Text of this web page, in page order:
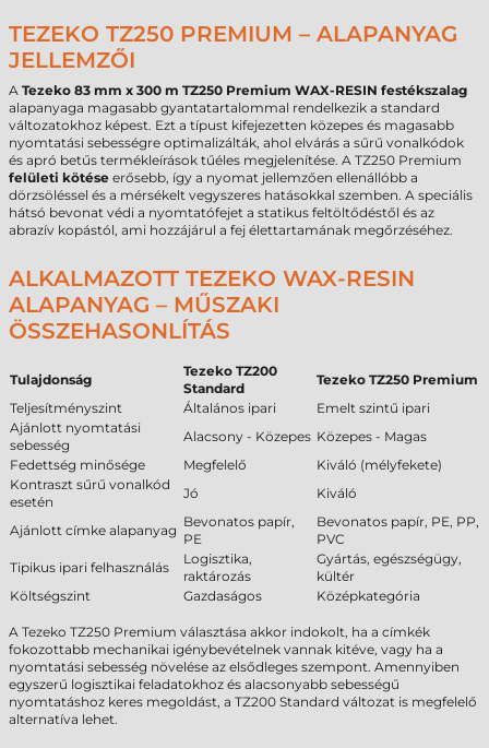
TEZEKO TZ250 PREMIUM – ALAPANYAG
JELLEMZŐI
A Tezeko 83 mm x 300 m TZ250 Premium WAX-RESIN festékszalag
alapanyaga magasabb gyantatartalommal rendelkezik a standard
változatokhoz képest. Ezt a típust kifejezetten közepes és magasabb
nyomtatási sebességre optimalizálták, ahol elvárás a sűrű vonalkódok
és apró betűs termékleírások tűéles megjelenítése. A TZ250 Premium
felületi kötése erősebb, így a nyomat jellemzően ellenállóbb a
dörzsöléssel és a mérsékelt vegyszeres hatásokkal szemben. A speciális
hátsó bevonat védi a nyomtatófejet a statikus feltöltődéstől és az
abrazív kopástól, ami hozzájárul a fej élettartamának megőrzéséhez.
ALKALMAZOTT TEZEKO WAX-RESIN
ALAPANYAG – MŰSZAKI
ÖSSZEHASONLÍTÁS
Tulajdonság
Tezeko TZ200
Standard
Tezeko TZ250 Premium
Teljesítményszint
Általános ipari
Emelt szintű ipari
Ajánlott nyomtatási
sebesség
Alacsony - Közepes Közepes - Magas
Fedettség minősége
Megfelelő
Kiváló (mélyfekete)
Kontraszt sűrű vonalkód
esetén
Jó Kiváló
Ajánlott címke alapanyag
Bevonatos papír,
PE
Bevonatos papír, PE, PP,
PVC
Tipikus ipari felhasználás
Logisztika,
raktározás
Gyártás, egészségügy,
kültér
Költségszint
Gazdaságos Középkategória
A Tezeko TZ250 Premium választása akkor indokolt, ha a címkék
fokozottabb mechanikai igénybevételnek vannak kitéve, vagy ha a
nyomtatási sebesség növelése az elsődleges szempont. Amennyiben
egyszerű logisztikai feladatokhoz és alacsonyabb sebességű
nyomtatáshoz keres megoldást, a TZ200 Standard változat is megfelelő
alternatíva lehet.